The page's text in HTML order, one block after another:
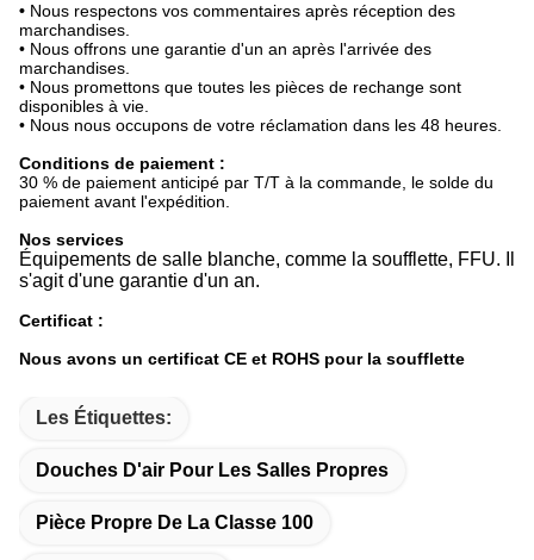
• Nous respectons vos commentaires après réception des
marchandises.
• Nous offrons une garantie d'un an après l'arrivée des
marchandises.
• Nous promettons que toutes les pièces de rechange sont
disponibles à vie.
• Nous nous occupons de votre réclamation dans les 48 heures.
Conditions de paiement :
30 % de paiement anticipé par T/T à la commande, le solde du
paiement avant l'expédition.
Nos services
Équipements de salle blanche, comme la soufflette, FFU. Il
s'agit d'une garantie d'un an.
Certificat :
Nous avons un certificat CE et ROHS pour la soufflette
Les Étiquettes:
Douches D'air Pour Les Salles Propres
Pièce Propre De La Classe 100